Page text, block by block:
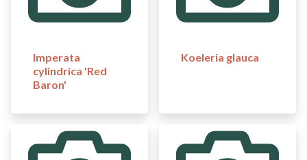
Imperata
cylindrica 'Red
Baron'
Koeleria glauca